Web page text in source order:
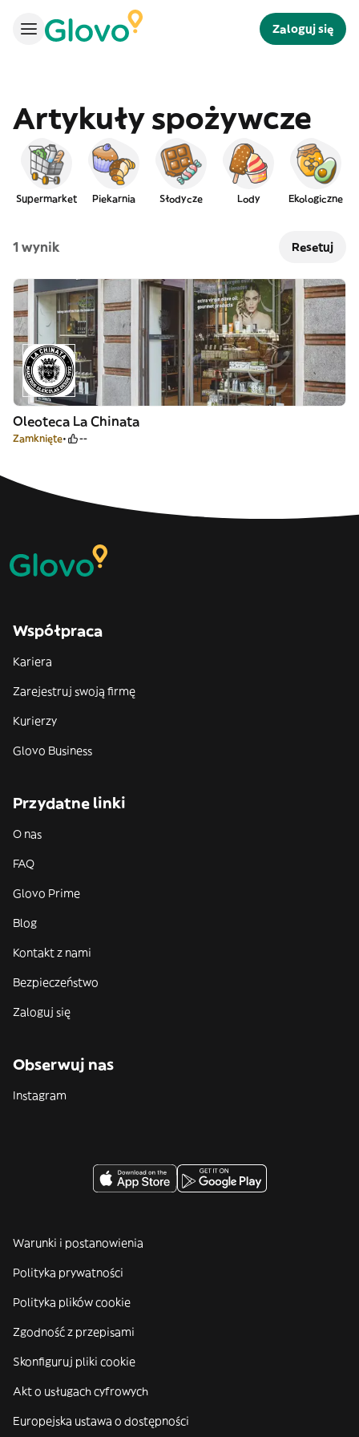
Zaloguj się
Artykuły spożywcze
Supermarket Piekarnia Słodycze Lody Ekologiczne
1 wynik Resetuj
Oleoteca La Chinata
Zamknięte --
Współpraca
Kariera
Zarejestruj swoją firmę
Kurierzy
Glovo Business
Przydatne linki
O nas
FAQ
Glovo Prime
Blog
Kontakt z nami
Bezpieczeństwo
Zaloguj się
Obserwuj nas
Instagram
Warunki i postanowienia
Polityka prywatności
Polityka plików cookie
Zgodność z przepisami
Skonfiguruj pliki cookie
Akt o usługach cyfrowych
Europejska ustawa o dostępności